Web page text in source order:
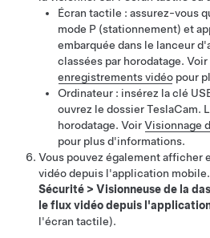
Écran tactile : assurez-vous
mode P (stationnement) et
embarquée dans le lanceur
classées par horodatage. Voir
enregistrements vidéo pour
Ordinateur : insérez la clé
ouvrez le dossier TeslaCam.
horodatage. VoirVisionnage
pour plus d'informations.
Vous pouvez également afficher
vidéo depuis l'application
Sécurité > Visionneuse de la
le flux vidéo depuis
l'écran tactile).